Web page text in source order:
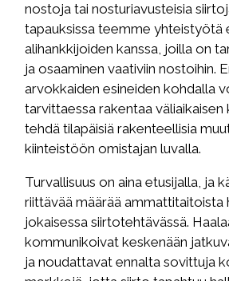
nostoja tai nosturiavusteisia
tapauksissa teemme yhteistyötä
alihankkijoiden kanssa, joilla on
ja osaaminen vaativiin nostoihin.
arvokkaiden esineiden kohdalla
tarvittaessa rakentaa väliaikaisen
tehdä tilapäisiä rakenteellisia
kiinteistöön omistajan luvalla.
Turvallisuus on aina etusijalla, ja
riittävää määrää ammattitaitoista
jokaisessa siirtotehtävässä.
kommunikoivat keskenään
ja noudattavat ennalta sovittuja